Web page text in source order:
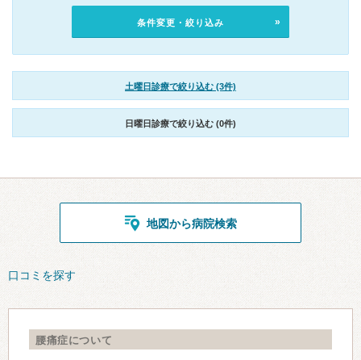
条件変更・絞り込み
土曜日診療で絞り込む (3件)
日曜日診療で絞り込む (0件)
地図から病院検索
口コミを探す
腰痛症について